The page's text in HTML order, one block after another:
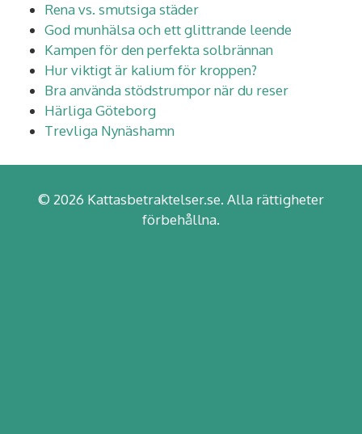
Rena vs. smutsiga städer
God munhälsa och ett glittrande leende
Kampen för den perfekta solbrännan
Hur viktigt är kalium för kroppen?
Bra använda stödstrumpor när du reser
Härliga Göteborg
Trevliga Nynäshamn
© 2026 Kattasbetraktelser.se. Alla rättigheter
förbehållna.